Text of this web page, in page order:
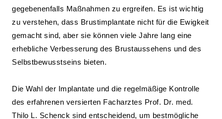
gegebenenfalls Maßnahmen zu ergreifen. Es ist wichtig
zu verstehen, dass Brustimplantate nicht für die Ewigkeit
gemacht sind, aber sie können viele Jahre lang eine
erhebliche Verbesserung des Brustaussehens und des
Selbstbewusstseins bieten.
Die Wahl der Implantate und die regelmäßige Kontrolle
des erfahrenen versierten Facharztes Prof. Dr. med.
Thilo L. Schenck sind entscheidend, um bestmögliche